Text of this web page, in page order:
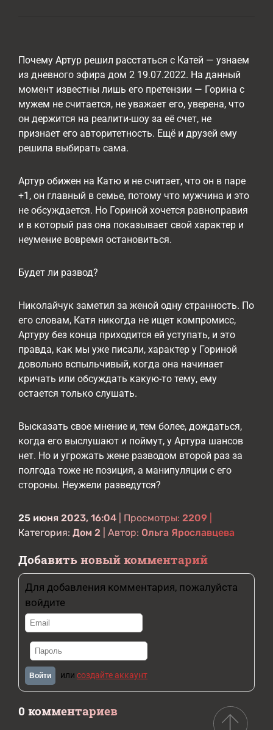
Почему Артур решил расстаться с Катей — узнаем
из дневного эфира дом 2 19.07.2022. На данный
момент известны лишь его претензии — Горина с
мужем не считается, не уважает его, уверена, что
он держится на реалити-шоу за её счет, не
признает его авторитетность. Ещё и друзей ему
решила выбирать сама.
Артур обижен на Катю и не считает, что он в паре
+1, он главный в семье, потому что мужчина и это
не обсуждается. Но Гориной хочется равноправия
и в который раз она показывает свой характер и
неумение вовремя остановиться.
Будет ли развод?
Николайчук заметил за женой одну странность. По
его словам, Катя никогда не ищет компромисс,
Артуру без конца приходится ей уступать, и это
правда, как мы уже писали, характер у Гориной
довольно вспыльчивый, когда она начинает
кричать или обсуждать какую-то тему, ему
остается только слушать.
Высказать свое мнение и, тем более, дождаться,
когда его выслушают и поймут, у Артура шансов
нет. Но и угрожать жене разводом второй раз за
полгода тоже не позиция, а манипуляции с его
стороны. Неужели разведутся?
25 июня 2023, 16:04 | Просмотры: 2209
Категория: Дом 2 | Автор: Ольга Ярославцева
Добавить новый комментарий
Для добавления комментария, пожалуйста
войдите
Войти или создайте аккаунт
0 комментариев